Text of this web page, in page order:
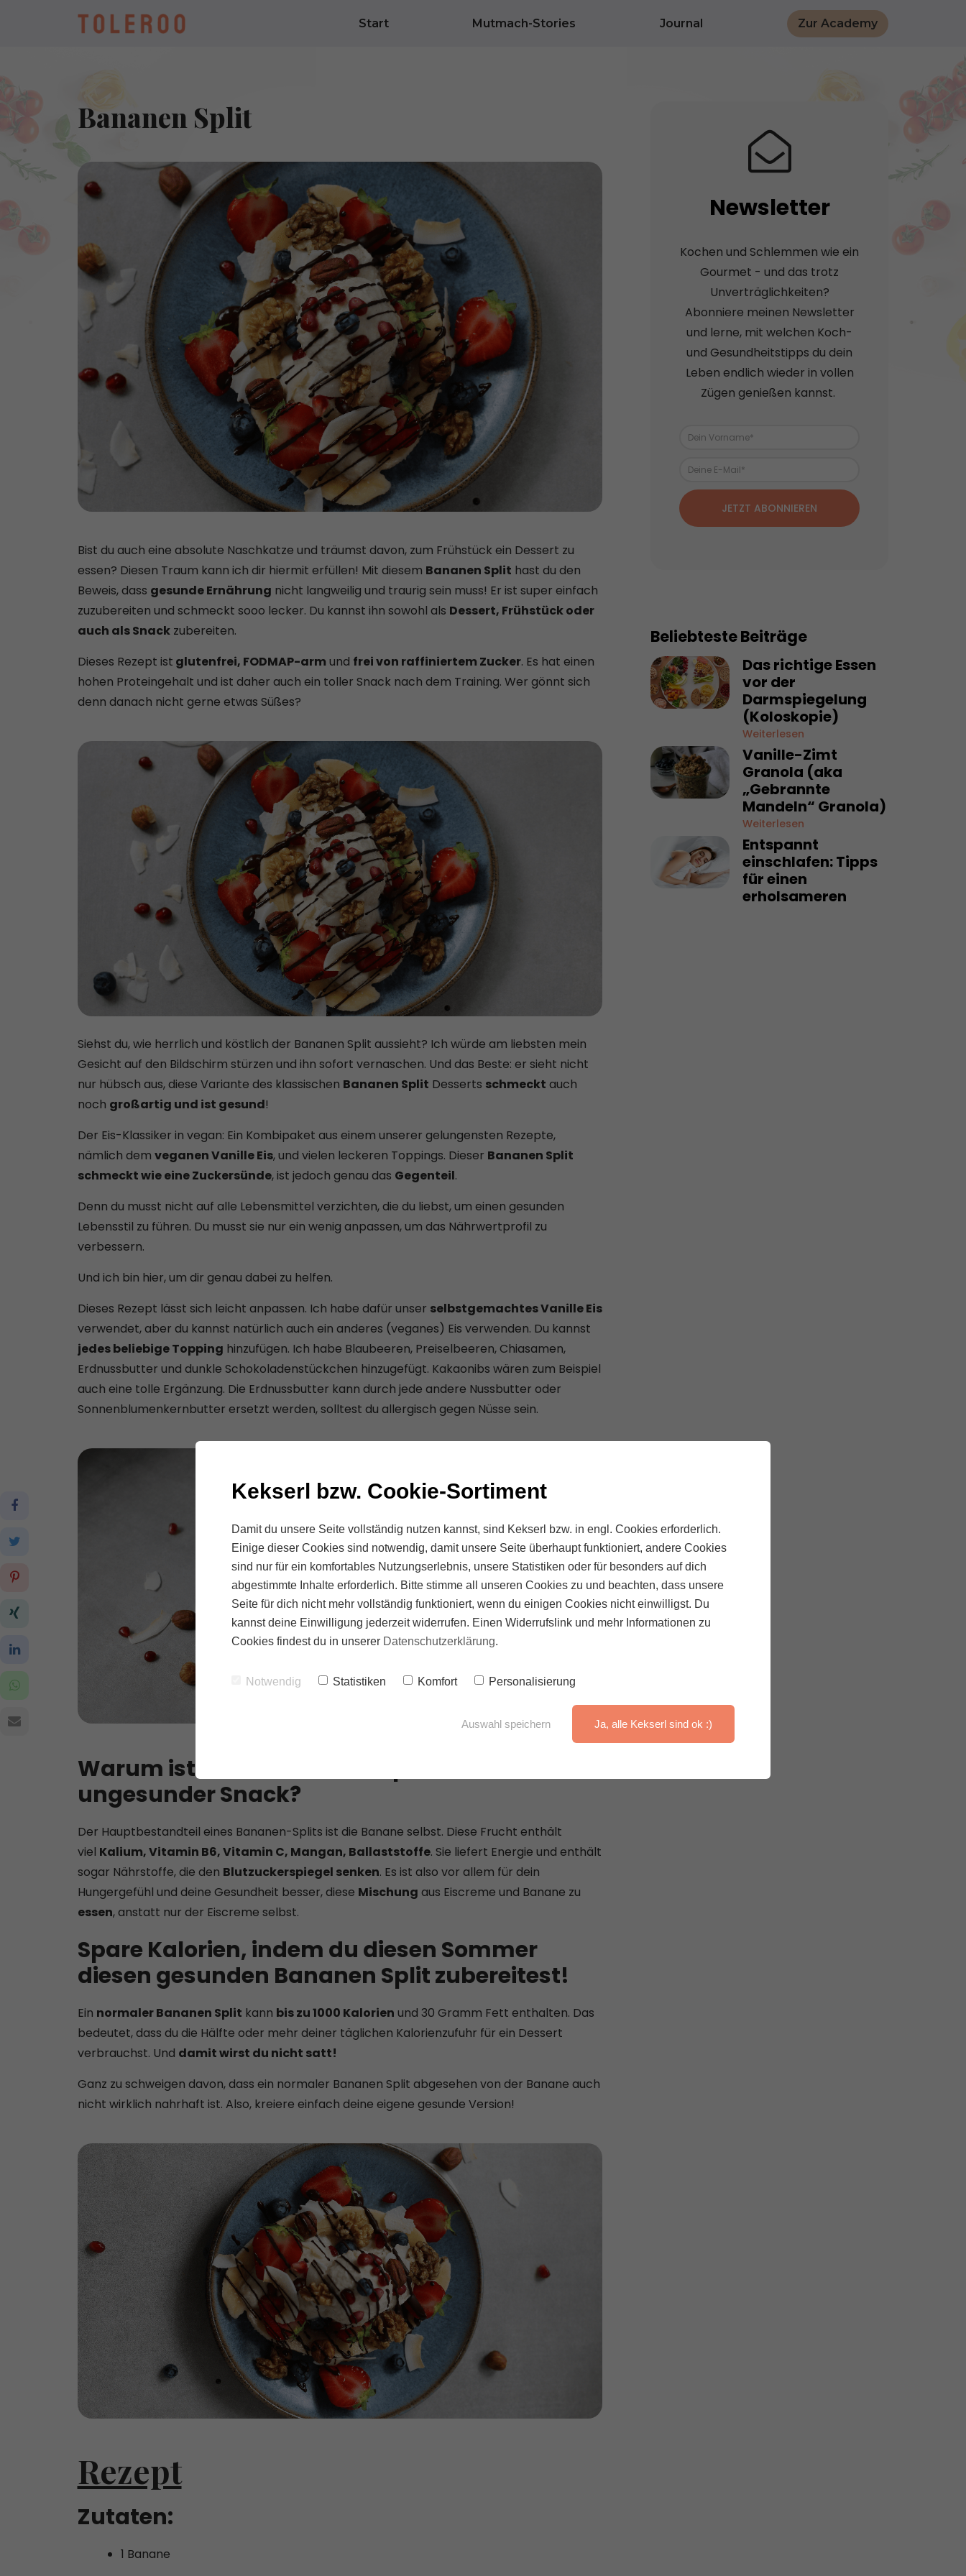
Start Mutmach-Stories Journal Zur Academy
Bananen Split
Bist du auch eine absolute Naschkatze und träumst davon, zum Frühstück ein Dessert zu
essen? Diesen Traum kann ich dir hiermit erfüllen! Mit diesem Bananen Split hast du den
Beweis, dass gesunde Ernährung nicht langweilig und traurig sein muss! Er ist super einfach
zuzubereiten und schmeckt sooo lecker. Du kannst ihn sowohl als Dessert, Frühstück oder
auch als Snackzubereiten.
Dieses Rezept ist glutenfrei, FODMAP-arm und frei von raffiniertem Zucker. Es hat einen
hohen Proteingehalt und ist daher auch ein toller Snack nach dem Training. Wer gönnt sich
denn danach nicht gerne etwas Süßes?
Siehst du, wie herrlich und köstlich der Bananen Split aussieht? Ich würde am liebsten mein
Gesicht auf den Bildschirm stürzen und ihn sofort vernaschen. Und das Beste: er sieht nicht
nur hübsch aus, diese Variante des klassischen Bananen Split Desserts schmeckt auch
noch großartig und ist gesund!
Der Eis-Klassiker in vegan: Ein Kombipaket aus einem unserer gelungensten Rezepte,
nämlich dem veganen Vanille Eis, und vielen leckeren Toppings. Dieser Bananen Split
schmeckt wie eine Zuckersünde, ist jedoch genau das Gegenteil.
Denn du musst nicht auf alle Lebensmittel verzichten, die du liebst, um einen gesunden
Lebensstil zu führen. Du musst sie nur ein wenig anpassen, um das Nährwertprofil zu
verbessern.
Und ich bin hier, um dir genau dabei zu helfen.
Dieses Rezept lässt sich leicht anpassen. Ich habe dafür unser selbstgemachtes Vanille Eis
verwendet, aber du kannst natürlich auch ein anderes (veganes) Eis verwenden. Du kannst
jedes beliebige Topping hinzufügen. Ich habe Blaubeeren, Preiselbeeren, Chiasamen,
Erdnussbutter und dunkle Schokoladenstückchen hinzugefügt. Kakaonibs wären zum Beispiel
auch eine tolle Ergänzung. Die Erdnussbutter kann durch jede andere Nussbutter oder
Sonnenblumenkernbutter ersetzt werden, solltest du allergisch gegen Nüsse sein.
Warum ist dieser Bananen Split kein
ungesunder Snack?
Der Hauptbestandteil eines Bananen-Splits ist die Banane selbst. Diese Frucht enthält
viel Kalium, Vitamin B6, Vitamin C, Mangan, Ballaststoffe. Sie liefert Energie und enthält
sogar Nährstoffe, die den Blutzuckerspiegel senken. Es ist also vor allem für dein
Hungergefühl und deine Gesundheit besser, diese Mischung aus Eiscreme und Banane zu
essen, anstatt nur der Eiscreme selbst.
Spare Kalorien, indem du diesen Sommer
diesen gesunden Bananen Split zubereitest!
Ein normaler Bananen Split kann bis zu 1000 Kalorien und 30 Gramm Fett enthalten. Das
bedeutet, dass du die Hälfte oder mehr deiner täglichen Kalorienzufuhr für ein Dessert
verbrauchst. Und damit wirst du nicht satt!
Ganz zu schweigen davon, dass ein normaler Bananen Split abgesehen von der Banane auch
nicht wirklich nahrhaft ist. Also, kreiere einfach deine eigene gesunde Version!
Rezept
Zutaten:
1 Banane
Newsletter
Kochen und Schlemmen wie ein
Gourmet - und das trotz
Unverträglichkeiten?
Abonniere meinen Newsletter
und lerne, mit welchen Koch-
und Gesundheitstipps du dein
Leben endlich wieder in vollen
Zügen genießen kannst.
JETZT ABONNIEREN
Beliebteste Beiträge
Das richtige Essen
vor der
Darmspiegelung
(Koloskopie)
Weiterlesen
Vanille-Zimt
Granola (aka
„Gebrannte
Mandeln“ Granola)
Weiterlesen
Entspannt
einschlafen: Tipps
für einen
erholsameren
Kekserl bzw. Cookie-Sortiment
Damit du unsere Seite vollständig nutzen kannst, sind Kekserl bzw. in engl. Cookies erforderlich.
Einige dieser Cookies sind notwendig, damit unsere Seite überhaupt funktioniert, andere Cookies
sind nur für ein komfortables Nutzungserlebnis, unsere Statistiken oder für besonders auf dich
abgestimmte Inhalte erforderlich. Bitte stimme all unseren Cookies zu und beachten, dass unsere
Seite für dich nicht mehr vollständig funktioniert, wenn du einigen Cookies nicht einwilligst. Du
kannst deine Einwilligung jederzeit widerrufen. Einen Widerrufslink und mehr Informationen zu
Cookies findest du in unserer Datenschutzerklärung.
Notwendig Statistiken Komfort Personalisierung
Auswahl speichern Ja, alle Kekserl sind ok :)